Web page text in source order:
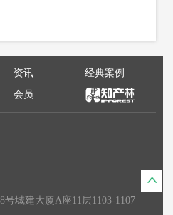
资讯
经典案例
会员
城建大厦A座11层1103-1107